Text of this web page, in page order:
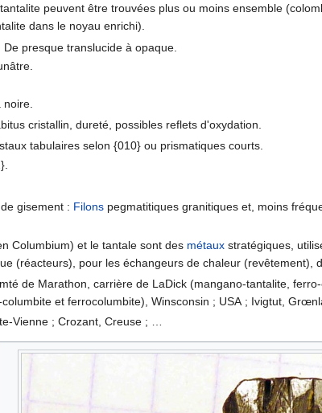
peuvent être trouvées plus ou moins ensemble
dans le noyau enrichi).
presque translucide à opaque.
cristallin, dureté, possibles reflets d'oxydation.
tabulaires selon {010} ou prismatiques courts.
gisement : Filons pegmatitiques granitiques et, moins
Columbium) et le tantale sont des métaux stratégiques,
(réacteurs), pour les échangeurs de chaleur (revêtement),
de Marathon, carrière de LaDick (mangano-tantalite,
et ferrocolumbite), Winsconsin ; USA ; Ivigtut,
Vienne ; Crozant, Creuse ; …